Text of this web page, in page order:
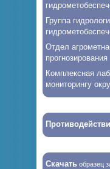
Группа
Отдел
прогнозирования
Комплексная
мониторингу
Скачать образец